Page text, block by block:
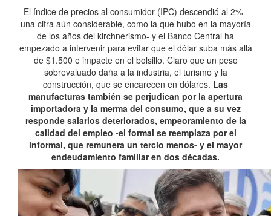
El índice de precios al consumidor (IPC) descendió al 2% -
una cifra aún considerable, como la que hubo en la mayoría
de los años del kirchnerismo- y el Banco Central ha
empezado a intervenir para evitar que el dólar suba más allá
de $1.500 e impacte en el bolsillo. Claro que un peso
sobrevaluado daña a la industria, el turismo y la
construcción, que se encarecen en dólares. Las
manufacturas también se perjudican por la apertura
importadora y la merma del consumo, que a su vez
responde salarios deteriorados, empeoramiento de la
calidad del empleo -el formal se reemplaza por el
informal, que remunera un tercio menos- y el mayor
endeudamiento familiar en dos décadas.